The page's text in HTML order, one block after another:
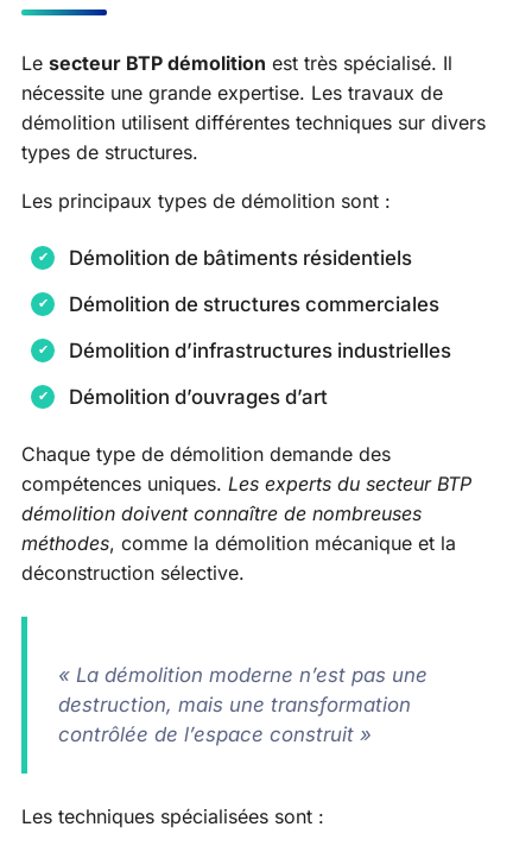
Le secteur BTP démolition est très spécialisé. Il
nécessite une grande expertise. Les travaux de
démolition utilisent différentes techniques sur divers
types de structures.
Les principaux types de démolition sont :
Démolition de bâtiments résidentiels
Démolition de structures commerciales
Démolition d’infrastructures industrielles
Démolition d’ouvrages d’art
Chaque type de démolition demande des
compétences uniques. Les experts du secteur BTP
démolition doivent connaître de nombreuses
méthodes, comme la démolition mécanique et la
déconstruction sélective.
« La démolition moderne n’est pas une
destruction, mais une transformation
contrôlée de l’espace construit »
Les techniques spécialisées sont :